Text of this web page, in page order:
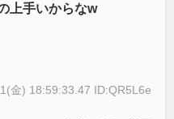
上手いからなw
金) 18:59:33.47 ID:QR5L6e